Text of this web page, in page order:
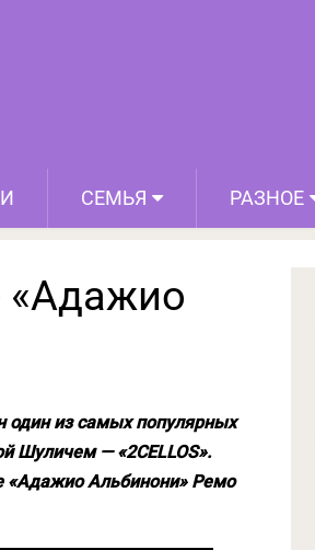
СЕМЬЯ РАЗНОЕ
«Адажио
один из самых популярных
Шуличем — «2CELLOS».
«Адажио Альбинони» Ремо